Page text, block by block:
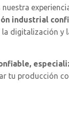
industrial
la digitalización
tu producción